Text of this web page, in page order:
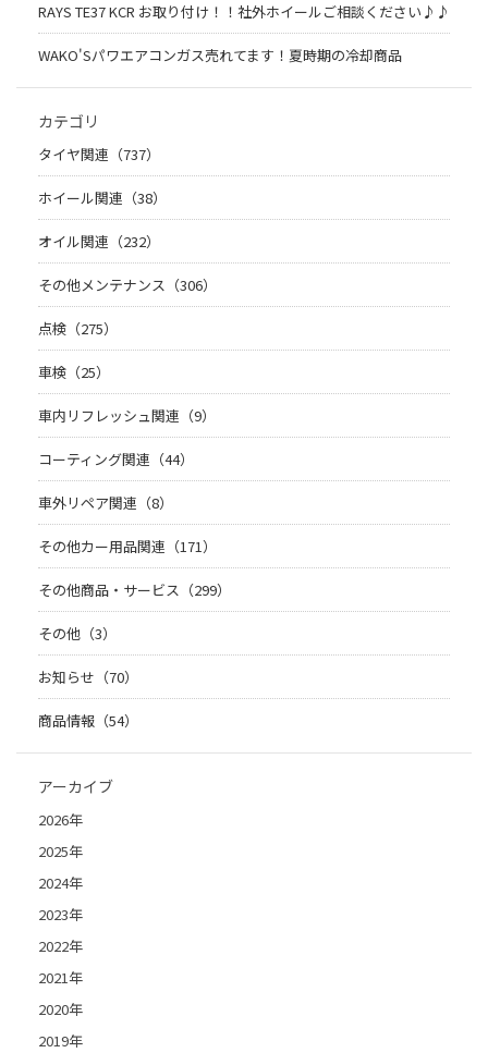
RAYS TE37 KCR お取り付け！！社外ホイールご相談ください♪♪
WAKO'Sパワエアコンガス売れてます！夏時期の冷却商品
カテゴリ
タイヤ関連（737）
ホイール関連（38）
オイル関連（232）
その他メンテナンス（306）
点検（275）
車検（25）
車内リフレッシュ関連（9）
コーティング関連（44）
車外リペア関連（8）
その他カー用品関連（171）
その他商品・サービス（299）
その他（3）
お知らせ（70）
商品情報（54）
アーカイブ
2026年
2025年
2024年
2023年
2022年
2021年
2020年
2019年